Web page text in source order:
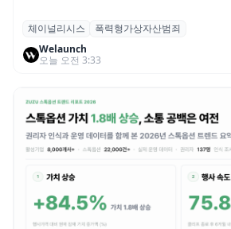
체이널리시스 “가상자산 보유
범죄 증가…상반기 탈취액
체이널리시스
폭력형가상자산범죄
Welaunch
오늘 오전 3:33